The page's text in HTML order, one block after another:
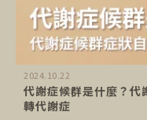
2024.10.22
代謝症候群是什麼？代
轉代謝症